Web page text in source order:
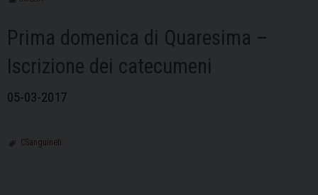
Prima domenica di Quaresima –
Iscrizione dei catecumeni
05-03-2017
CSanguineti